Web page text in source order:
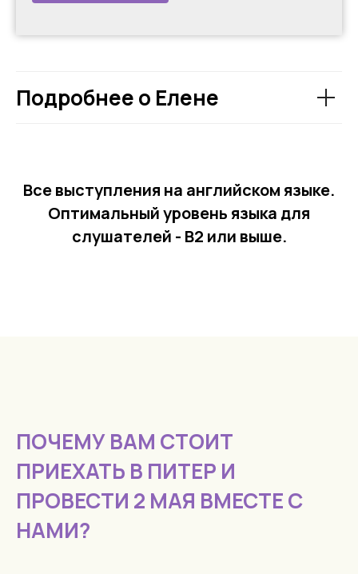
Подробнее о Елене
Все выступления на английском языке.
Оптимальный уровень языка для
слушателей - B2 или выше.
ПОЧЕМУ ВАМ СТОИТ
ПРИЕХАТЬ В ПИТЕР И
ПРОВЕСТИ 2 МАЯ ВМЕСТЕ С
НАМИ?